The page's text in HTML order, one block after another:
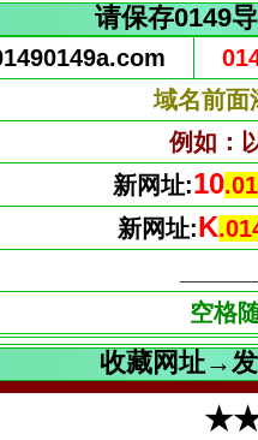
请保存0149
域名前面
例如：
新网址:11
新网址:L
空格
收藏网址→